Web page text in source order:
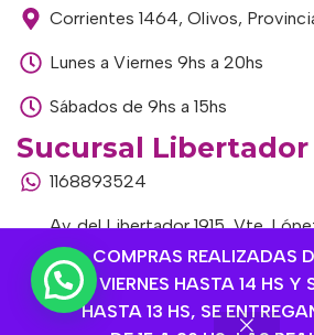
COMPRAS REALIZADAS
VIERNES HASTA 14 HS Y
HASTA 13 HS, SE
Corrientes 1464, Olivos,
Lunes a Viernes 9hs a 20hs
Sábados de 9hs a 15hs
Sucursal Libertador
1168893524
Av. del Libertador 1915, Vte.
Buenos Aires
Lunes a Viernes de 9hs a 13hs /